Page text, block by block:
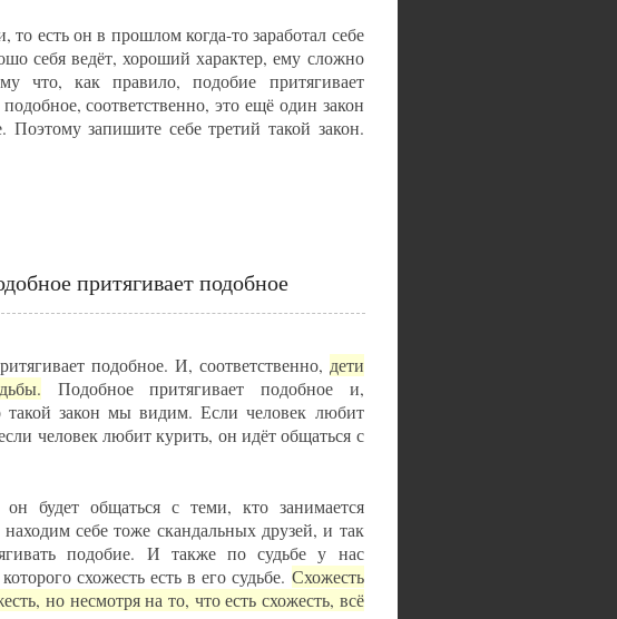
есть он в прошлом когда-то заработал себе
себя ведёт, хороший характер, ему сложно
что, как правило, подобие притягивает
соответственно, это ещё один закон
Поэтому запишите себе третий такой закон.
притягивает подобное
подобное. И, соответственно, дети
Подобное притягивает подобное и,
такой закон мы видим. Если человек любит
человек любит курить, он идёт общаться с
он будет общаться с теми, кто занимается
себе тоже скандальных друзей, и так
подобие. И также по судьбе у нас
схожесть есть в его судьбе. Схожесть
но несмотря на то, что есть схожесть, всё